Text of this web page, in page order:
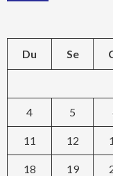
Du Se
4 5
11 12
18 19